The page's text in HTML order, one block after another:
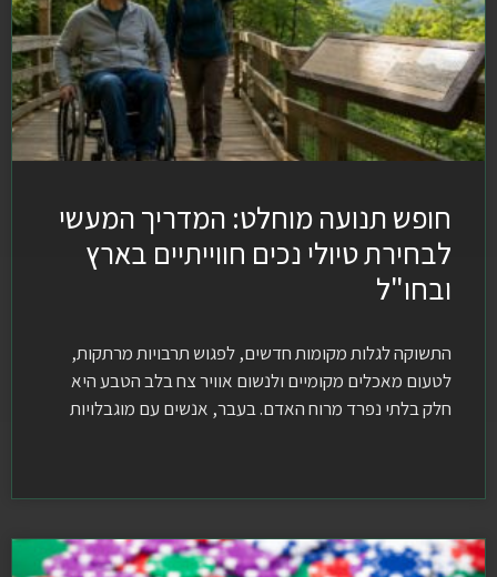
חופש תנועה מוחלט: המדריך המעשי
לבחירת טיולי נכים חווייתיים בארץ
ובחו"ל
התשוקה לגלות מקומות חדשים, לפגוש תרבויות מרתקות,
לטעום מאכלים מקומיים ולנשום אוויר צח בלב הטבע היא
חלק בלתי נפרד מרוח האדם. בעבר, אנשים עם מוגבלויות